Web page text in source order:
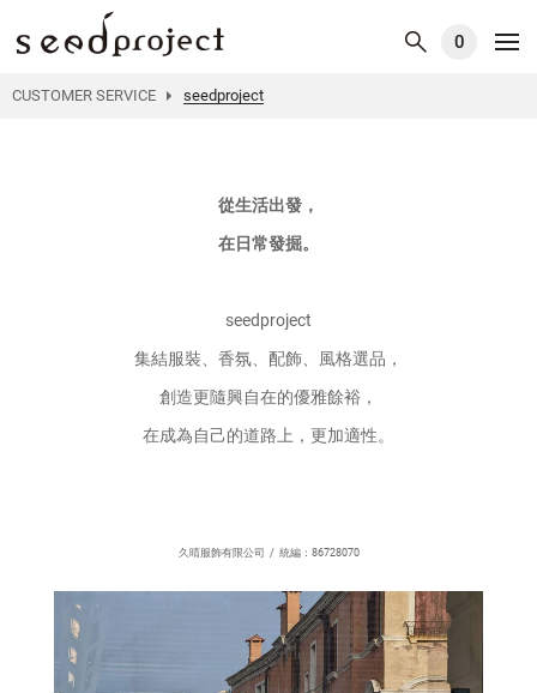
0
CUSTOMER SERVICE seedproject
從生活出發，
在日常發掘。
seedproject
集結服裝、香氛、配飾、風格選品，
創造更隨興自在的優雅餘裕，
在成為自己的道路上，更加適性。
久晴服飾有限公司 / 統編：86728070